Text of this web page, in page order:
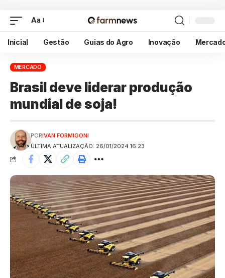
Aa
Inicial Gestão Guias do Agro Inovação
MERCADO
Brasil deve liderar produção
mundial de soja!
ÚLTIMA ATUALIZAÇÃO: 26/01/2024 16:23
PORIVAN FORMIGONI